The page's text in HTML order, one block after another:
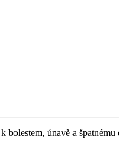
únavě a